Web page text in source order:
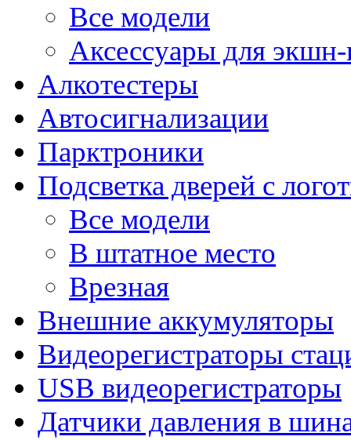
Все модели
Аксессуары для
Алкотестеры
Автосигнализации
Парктроники
Подсветка дверей с
Все модели
В штатное место
Врезная
Внешние аккумуляторы
Видеорегистраторы
USB видеорегистраторы
Датчики давления в